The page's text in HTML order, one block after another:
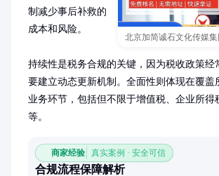
北京加简诚石文化传媒集
制减少事后补救的
成本和风险。
持续性是税务合规的关键，因为税收政策经
要建立动态更新机制。全面性则体现在覆盖
业务环节，包括但不限于增值税、企业所得
等。
商家经验 真实案例 · 安全可信
合规流程保障解析